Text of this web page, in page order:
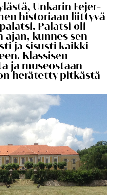
Unkarin Fejer-
historiaan liittyvä
Palatsi oli
kunnes sen
ja sisusti kaikki
Klassisen
ja museostaan
herätetty pitkästä